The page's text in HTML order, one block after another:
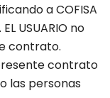
a COFISA
USUARIO no
contrato.
contrato
las personas